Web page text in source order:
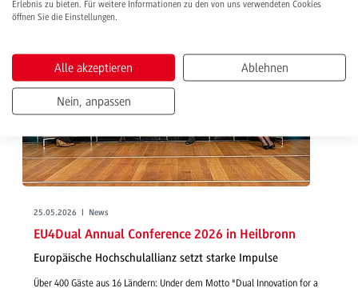
25.05.2026 | News
EU4Dual Annual Conference 2026 in Heilbronn
Europäische Hochschulallianz setzt starke Impulse
Über 400 Gäste aus 16 Ländern: Under dem Motto "Dual Innovation for a
Erlebnis zu bieten. Für weitere Informationen zu den von uns verwendeten Cookies
öffnen Sie die Einstellungen.
Alle akzeptieren Ablehnen
Nein, anpassen